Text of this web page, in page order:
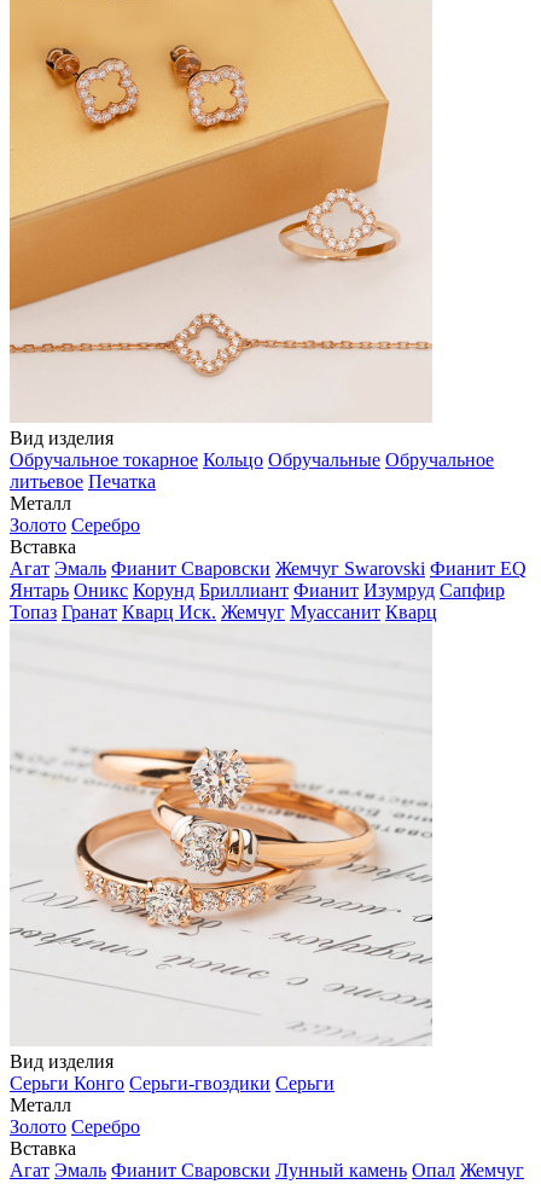
Вид изделия
Обручальное токарное Кольцо Обручальные Обручальное
литьевое Печатка
Металл
Золото Серебро
Вставка
Агат Эмаль Фианит Сваровски Жемчуг Swarovski Фианит EQ
Янтарь Оникс Корунд Бриллиант Фианит Изумруд Сапфир
Топаз Гранат Кварц Иск. Жемчуг Муассанит Кварц
Вид изделия
Серьги Конго Серьги-гвоздики Серьги
Металл
Золото Серебро
Вставка
Агат Эмаль Фианит Сваровски Лунный камень Опал Жемчуг